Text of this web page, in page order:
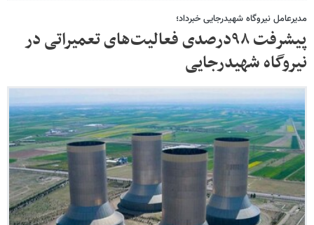
مدیرعامل نیروگاه شهیدرجایی خبرداد؛
پیشرفت ۹۸درصدی فعالیت‌های تعمیراتی در
نیروگاه شهیدرجایی